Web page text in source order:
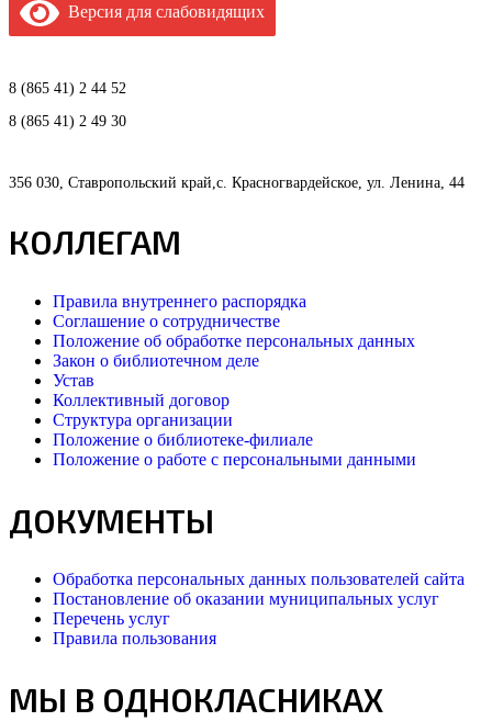
Версия для слабовидящих
8 (865 41) 2 44 52
8 (865 41) 2 49 30
356 030, Ставропольский край,с. Красногвардейское, ул. Ленина, 44
КОЛЛЕГАМ
Правила внутреннего распорядка
Соглашение о сотрудничестве
Положение об обработке персональных данных
Закон о библиотечном деле
Устав
Коллективный договор
Структура организации
Положение о библиотеке-филиале
Положение о работе с персональными данными
ДОКУМЕНТЫ
Обработка персональных данных пользователей сайта
Постановление об оказании муниципальных услуг
Перечень услуг
Правила пользования
МЫ В ОДНОКЛАСНИКАХ